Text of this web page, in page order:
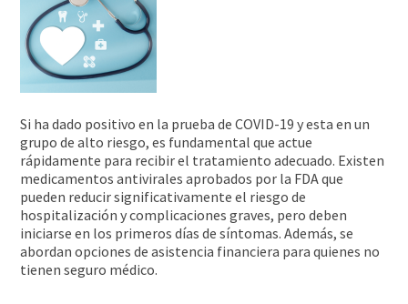
Si ha dado positivo en la prueba de COVID-19 y esta en un
grupo de alto riesgo, es fundamental que actue
rápidamente para recibir el tratamiento adecuado. Existen
medicamentos antivirales aprobados por la FDA que
pueden reducir significativamente el riesgo de
hospitalización y complicaciones graves, pero deben
iniciarse en los primeros días de síntomas. Además, se
abordan opciones de asistencia financiera para quienes no
tienen seguro médico.